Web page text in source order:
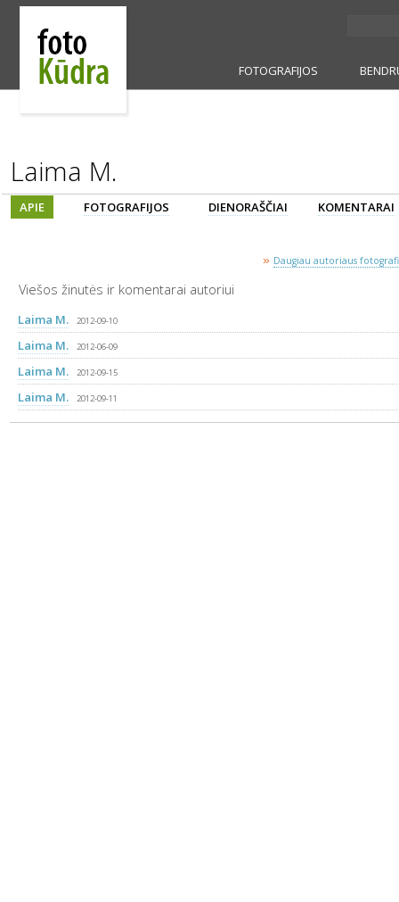
FOTOGRAFIJOS
Laima M.
APIE FOTOGRAFIJOS DIENORAŠČIAI KOMENTARAI
» Daugiau autoriaus
Viešos žinutės ir komentarai autoriui
Laima M. 2012-09-10
Laima M. 2012-06-09
Laima M. 2012-09-15
Laima M. 2012-09-11